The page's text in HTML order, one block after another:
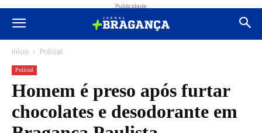
Publicidade
Início Polícial
Polícial
Homem é preso após furtar
chocolates e desodorante em